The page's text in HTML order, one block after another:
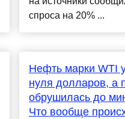
спроса на 20% ...
Нефть марки WTI
нуля долларов, а
обрушилась до
Что вообще